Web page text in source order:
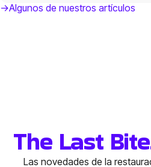
->Algunos de nuestros artículos
The Last
Las novedades de la